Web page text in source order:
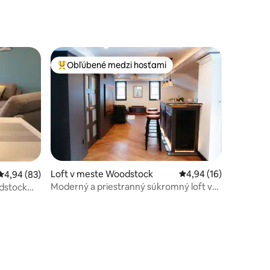
67 ohodnotenie 4,94 z 5, počet hodnotení: 83
4,94 (83)
Najobľúbenejšie medzi hosťami
Obľúbené medzi hosťami
Loft v meste Woodstock Priemerné
4,94 (16)
Moderný a priestranný súkromný loft vo